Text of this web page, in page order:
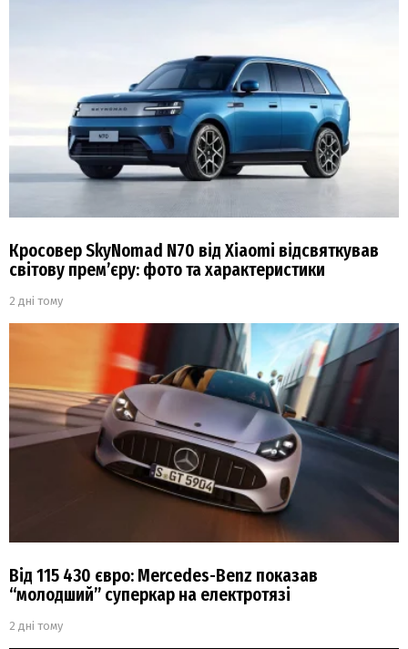
Кросовер SkyNomad N70 від Xiaomi відсвяткував
світову прем’єру: фото та характеристики
2 дні тому
Від 115 430 євро: Mercedes-Benz показав
“молодший” суперкар на електротязі
2 дні тому